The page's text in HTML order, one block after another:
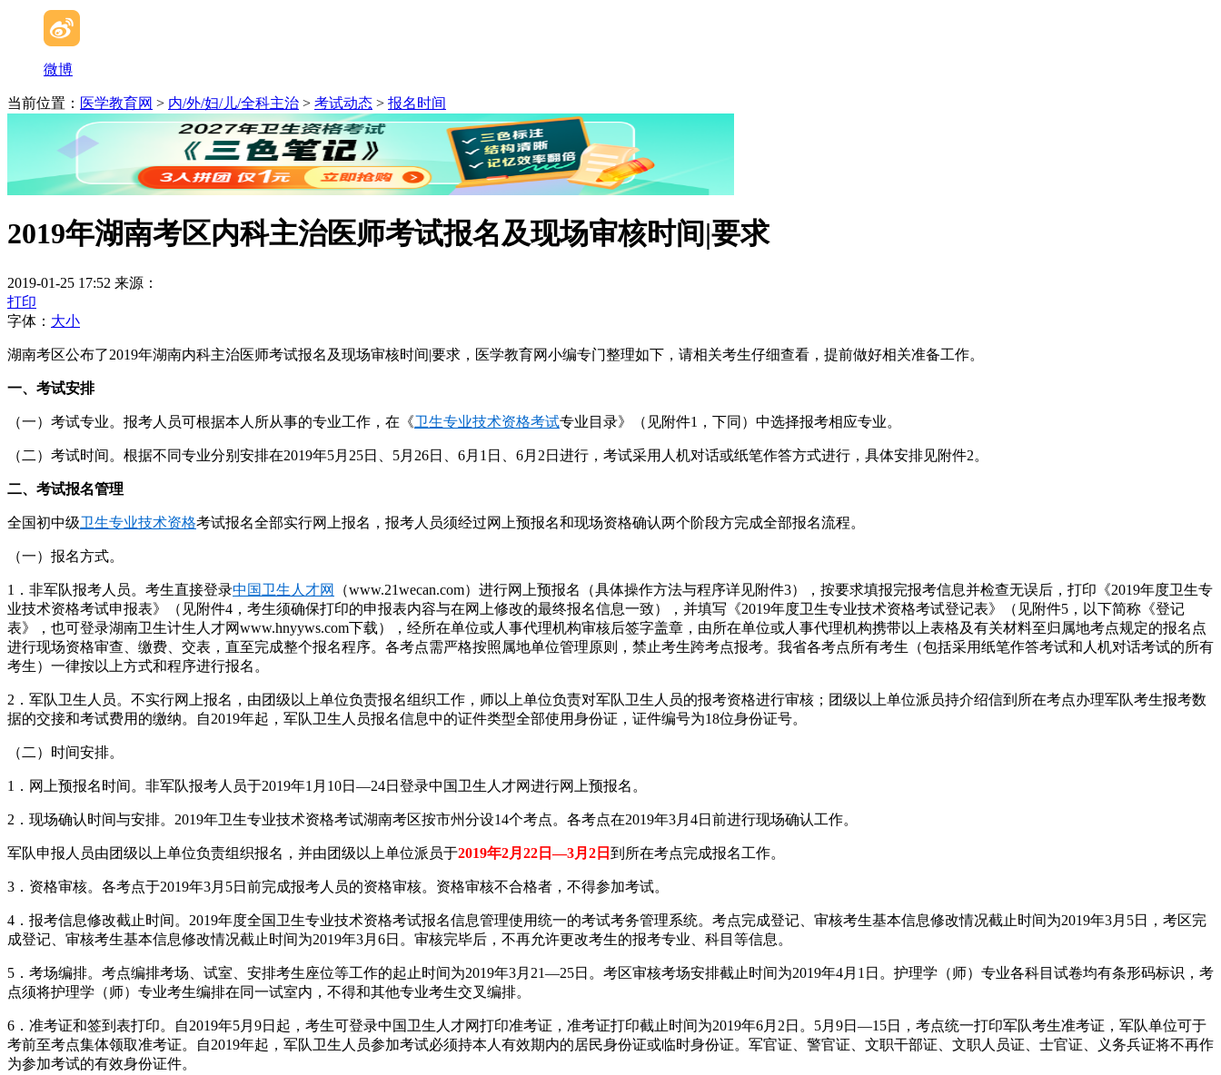
微博
当前位置： 医学教育网 > 内/外/妇/儿/全科主治 > 考试动态 > 报名时间
2019年湖南考区内科主治医师考试报名及现场审核时间|要求
2019-01-25 17:52 来源：
打印
字体： 大小
湖南考区公布了2019年湖南内科主治医师考试报名及现场审核时间|要求，医学教育网小编专门整理如下，请相关考生仔细查看，提前做好相关准备工作。
一、考试安排
（一）考试专业。报考人员可根据本人所从事的专业工作，在《卫生专业技术资格考试专业目录》（见附件1，下同）中选择报考相应专业。
（二）考试时间。根据不同专业分别安排在2019年5月25日、5月26日、6月1日、6月2日进行，考试采用人机对话或纸笔作答方式进行，具体安排见附件2。
二、考试报名管理
全国初中级卫生专业技术资格考试报名全部实行网上报名，报考人员须经过网上预报名和现场资格确认两个阶段方完成全部报名流程。
（一）报名方式。
1．非军队报考人员。考生直接登录中国卫生人才网
（www.21wecan.com）进行网上预报名（具体操作方法与程序详见附件3），按要求填报完报考信息并检查无误后，打印《2019年度卫生专
业技术资格考试申报表》（见附件4，考生须确保打印的申报表内容与在网上修改的最终报名信息一致），并填写《2019年度卫生专业技术资格考试登记表》（见附件5，以下简称《登记
表》，也可登录湖南卫生计生人才网www.hnyyws.com下载），经所在单位或人事代理机构审核后签字盖章，由所在单位或人事代理机构携带以上表格及有关材料至归属地考点规定的报名点
进行现场资格审查、缴费、交表，直至完成整个报名程序。各考点需严格按照属地单位管理原则，禁止考生跨考点报考。我省各考点所有考生（包括采用纸笔作答考试和人机对话考试的所有
考生）一律按以上方式和程序进行报名。
2．军队卫生人员。不实行网上报名，由团级以上单位负责报名组织工作，师以上单位负责对军队卫生人员的报考资格进行审核；团级以上单位派员持介绍信到所在考点办理军队考生报考数
据的交接和考试费用的缴纳。自2019年起，军队卫生人员报名信息中的证件类型全部使用身份证，证件编号为18位身份证号。
（二）时间安排。
1．网上预报名时间。非军队报考人员于2019年1月10日—24日登录中国卫生人才网进行网上预报名。
2．现场确认时间与安排。2019年卫生专业技术资格考试湖南考区按市州分设14个考点。各考点在2019年3月4日前进行现场确认工作。
军队申报人员由团级以上单位负责组织报名，并由团级以上单位派员于2019年2月22日—3月2日 到所在考点完成报名工作。
3．资格审核。各考点于2019年3月5日前完成报考人员的资格审核。资格审核不合格者，不得参加考试。
4．报考信息修改截止时间。2019年度全国卫生专业技术资格考试报名信息管理使用统一的考试考务管理系统。考点完成登记、审核考生基本信息修改情况截止时间为2019年3月5日，考区完
成登记、审核考生基本信息修改情况截止时间为2019年3月6日。审核完毕后，不再允许更改考生的报考专业、科目等信息。
5．考场编排。考点编排考场、试室、安排考生座位等工作的起止时间为2019年3月21—25日。考区审核考场安排截止时间为2019年4月1日。护理学（师）专业各科目试卷均有条形码标识，考
点须将护理学（师）专业考生编排在同一试室内，不得和其他专业考生交叉编排。
6．准考证和签到表打印。自2019年5月9日起，考生可登录中国卫生人才网打印准考证，准考证打印截止时间为2019年6月2日。5月9日—15日，考点统一打印军队考生准考证，军队单位可于
考前至考点集体领取准考证。自2019年起，军队卫生人员参加考试必须持本人有效期内的居民身份证或临时身份证。军官证、警官证、文职干部证、文职人员证、士官证、义务兵证将不再作
为参加考试的有效身份证件。